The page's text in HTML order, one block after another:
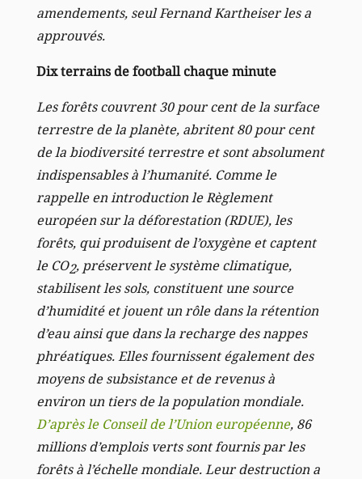
amendements, seul Fernand Kartheiser les a
approuvés.
Dix terrains de football chaque minute
Les forêts couvrent 30 pour cent de la surface
terrestre de la planète, abritent 80 pour cent
de la biodiversité terrestre et sont absolument
indispensables à l’humanité. Comme le
rappelle en introduction le Règlement
européen sur la déforestation (RDUE), les
forêts, qui produisent de l’oxygène et captent
le CO2, préservent le système climatique,
stabilisent les sols, constituent une source
d’humidité et jouent un rôle dans la rétention
d’eau ainsi que dans la recharge des nappes
phréatiques. Elles fournissent également des
moyens de subsistance et de revenus à
environ un tiers de la population mondiale.
D’après le Conseil de l’Union européenne, 86
millions d’emplois verts sont fournis par les
forêts à l’échelle mondiale.Leur destruction a